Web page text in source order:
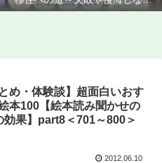
ために知っておきたいこと
とめ・体験談】超面白いおす
本100【絵本読み聞かせの
効果】part8＜701～800＞
2012.06.10